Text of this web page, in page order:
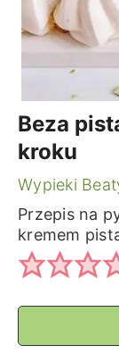
Beza
kroku
Wypieki
Przepis na
kremem